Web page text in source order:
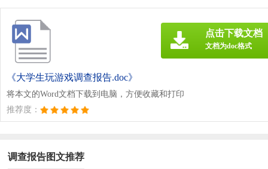
《大学生玩游戏调查报告.doc》
将本文的Word文档下载到电脑，方便收藏和打印
推荐度：
点击下载文档
文档为doc格式
调查报告图文推荐